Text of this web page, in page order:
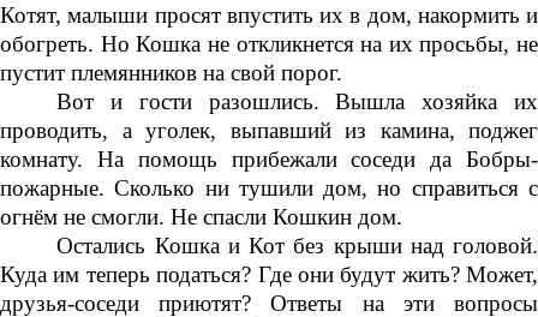
Котят, малыши просят впустить их в дом, накормить и
обогреть. Но Кошка не откликнется на их просьбы, не
пустит племянников на свой порог.
Вот и гости разошлись. Вышла хозяйка их
проводить, а уголек, выпавший из камина, поджег
комнату. На помощь прибежали соседи да Бобры-
пожарные. Сколько ни тушили дом, но справиться с
огнём не смогли. Не спасли Кошкин дом.
Остались Кошка и Кот без крыши над головой.
Куда им теперь податься? Где они будут жить? Может,
друзья-соседи приютят? Ответы на эти вопросы